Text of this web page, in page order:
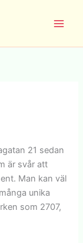
21 sedan
är svår att
Man kan väl
unika
som 2707,